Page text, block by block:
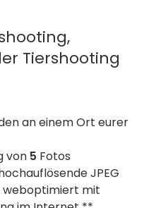
Tiershooting
an einem Ort eurer
von 5 Fotos
JPEG
weboptimiert mit